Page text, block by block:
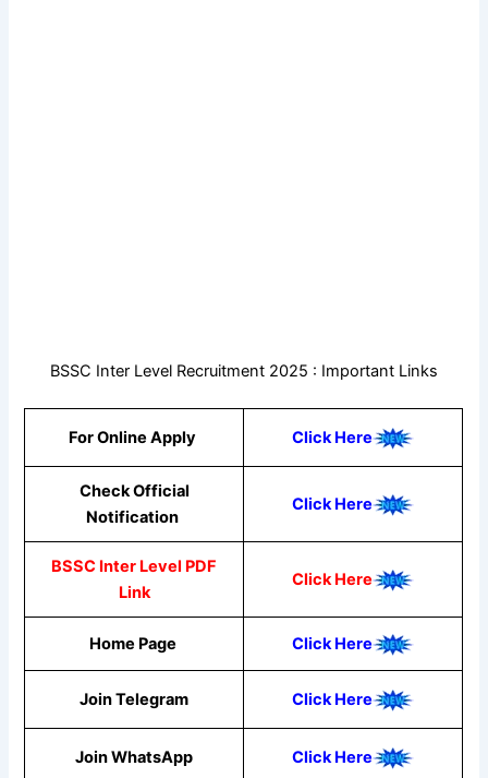
BSSC Inter Level Recruitment 2025 : Important Links
For Online Apply Click Here
Check Official
Notification
Click Here
BSSC Inter Level PDF
Link
Click Here
Home Page Click Here
Join Telegram Click Here
Join WhatsApp Click Here